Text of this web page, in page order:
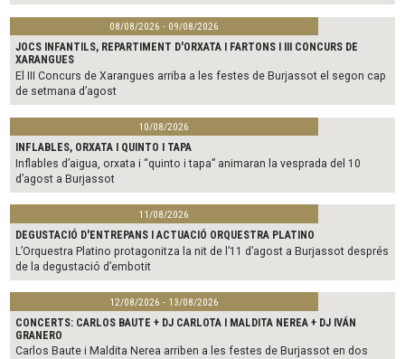
08/08/2026 - 09/08/2026
JOCS INFANTILS, REPARTIMENT D'ORXATA I FARTONS I III CONCURS DE
XARANGUES
El III Concurs de Xarangues arriba a les festes de Burjassot el segon cap
de setmana d’agost
10/08/2026
INFLABLES, ORXATA I QUINTO I TAPA
Inflables d’aigua, orxata i “quinto i tapa” animaran la vesprada del 10
d’agost a Burjassot
11/08/2026
DEGUSTACIÓ D'ENTREPANS I ACTUACIÓ ORQUESTRA PLATINO
L’Orquestra Platino protagonitza la nit de l’11 d’agost a Burjassot després
de la degustació d’embotit
12/08/2026 - 13/08/2026
CONCERTS: CARLOS BAUTE + DJ CARLOTA I MALDITA NEREA + DJ IVÁN
GRANERO
Carlos Baute i Maldita Nerea arriben a les festes de Burjassot en dos